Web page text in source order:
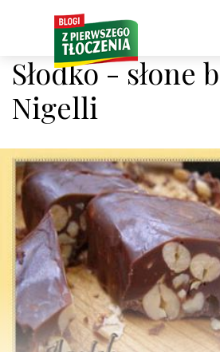
Słodko - słone
Nigelli